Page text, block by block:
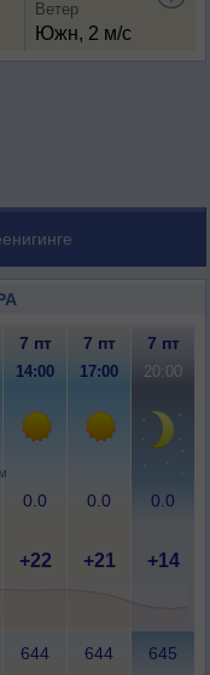
Ветер
Южн, 2 м/с
7 пт 7 пт 7 пт
14:00 17:00 20:00
0.0 0.0 0.0
+22 +21 +14
644 644 645